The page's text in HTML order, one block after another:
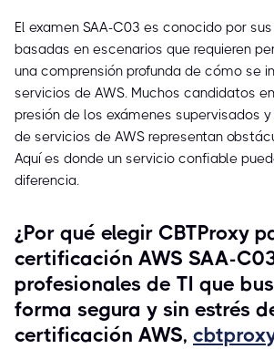
El examen SAA-C03 es conocido por
basadas en escenarios que requieren
una comprensión profunda de cómo se
servicios de AWS. Muchos candidatos
presión de los exámenes supervisados
de servicios de AWS representan
Aquí es donde un servicio confiable
diferencia.
¿Por qué elegir CBTProxy
certificación AWS SAA-
profesionales de TI que
forma segura y sin estrés
certificación AWS,